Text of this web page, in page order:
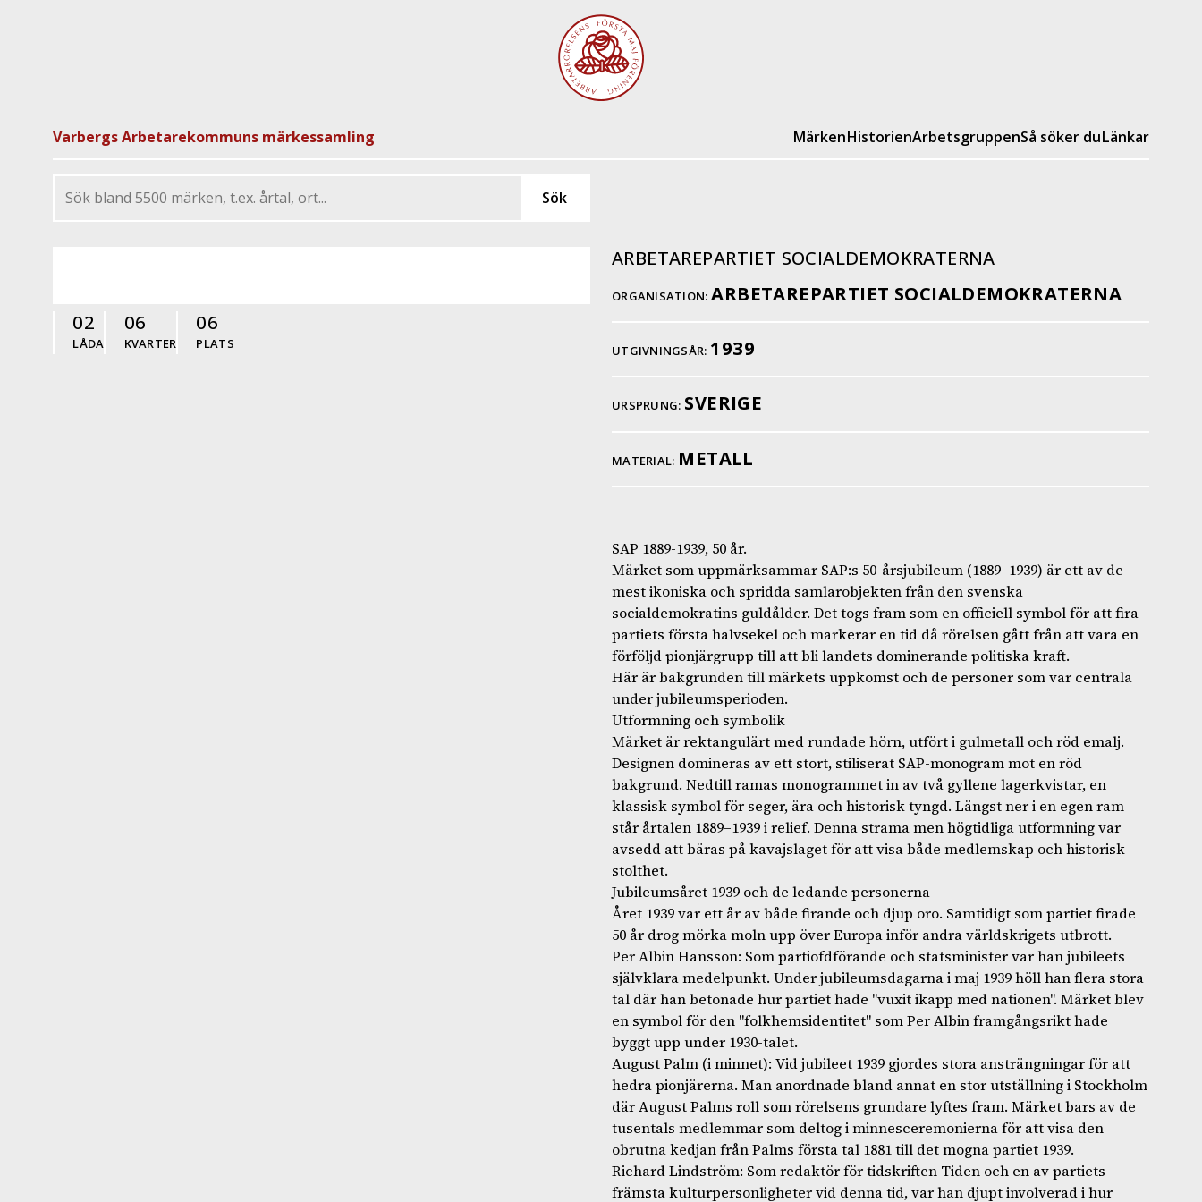
Varbergs Arbetarekommuns märkessamling MärkenHistorienArbetsgruppenSå söker duLänkar
02
LÅDA
06
KVARTER
06
PLATS
ARBETAREPARTIET SOCIALDEMOKRATERNA
ORGANISATION: ARBETAREPARTIET SOCIALDEMOKRATERNA
UTGIVNINGSÅR: 1939
URSPRUNG: SVERIGE
MATERIAL: METALL
SAP 1889-1939, 50 år.
Märket som uppmärksammar SAP:s 50-årsjubileum (1889–1939) är ett av de
mest ikoniska och spridda samlarobjekten från den svenska
socialdemokratins guldålder. Det togs fram som en officiell symbol för att fira
partiets första halvsekel och markerar en tid då rörelsen gått från att vara en
förföljd pionjärgrupp till att bli landets dominerande politiska kraft.
Här är bakgrunden till märkets uppkomst och de personer som var centrala
under jubileumsperioden.
Utformning och symbolik
Märket är rektangulärt med rundade hörn, utfört i gulmetall och röd emalj.
Designen domineras av ett stort, stiliserat SAP-monogram mot en röd
bakgrund. Nedtill ramas monogrammet in av två gyllene lagerkvistar, en
klassisk symbol för seger, ära och historisk tyngd. Längst ner i en egen ram
står årtalen 1889–1939 i relief. Denna strama men högtidliga utformning var
avsedd att bäras på kavajslaget för att visa både medlemskap och historisk
stolthet.
Jubileumsåret 1939 och de ledande personerna
Året 1939 var ett år av både firande och djup oro. Samtidigt som partiet firade
50 år drog mörka moln upp över Europa inför andra världskrigets utbrott.
Per Albin Hansson: Som partiofdförande och statsminister var han jubileets
självklara medelpunkt. Under jubileumsdagarna i maj 1939 höll han flera stora
tal där han betonade hur partiet hade "vuxit ikapp med nationen". Märket blev
en symbol för den "folkhemsidentitet" som Per Albin framgångsrikt hade
byggt upp under 1930-talet.
August Palm (i minnet): Vid jubileet 1939 gjordes stora ansträngningar för att
hedra pionjärerna. Man anordnade bland annat en stor utställning i Stockholm
där August Palms roll som rörelsens grundare lyftes fram. Märket bars av de
tusentals medlemmar som deltog i minnesceremonierna för att visa den
obrutna kedjan från Palms första tal 1881 till det mogna partiet 1939.
Richard Lindström: Som redaktör för tidskriften Tiden och en av partiets
främsta kulturpersonligheter vid denna tid, var han djupt involverad i hur